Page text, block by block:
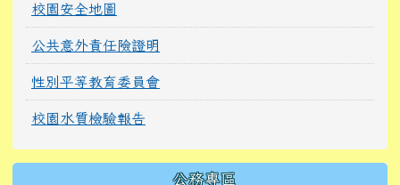
校園安全地圖
公共意外責任險證明
性別平等教育委員會
校園水質檢驗報告
公務專區